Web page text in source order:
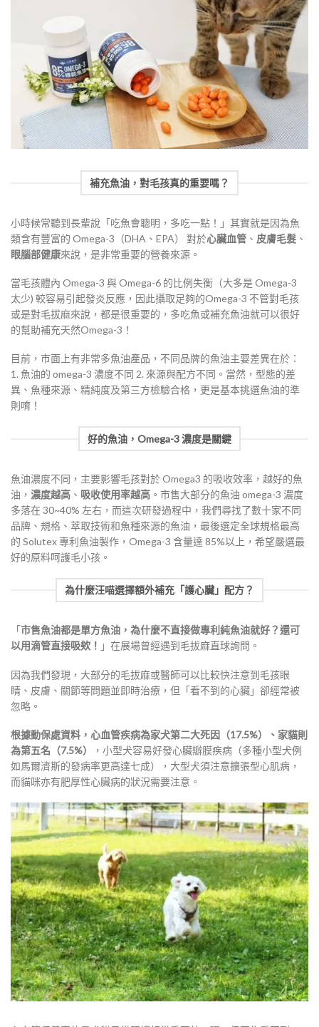
補充魚油，對毛孩真的重要嗎？
小時候常聽到長輩說「吃魚會聰明，多吃一點！」其實就是因為魚
類含有豐富的 Omega-3（DHA、EPA） 對於心臟血管 、 皮膚毛髮 、
眼腦部健康來說，是非常重要的營養來源。
當毛孩體內 Omega-3 與 Omega-6 的比例失衡（大多是 Omega-3
太少) 較容易引起發炎反應，因此攝取足夠的Omega-3 不管對毛孩
或是對毛拔麻來說，都是很重要的，多吃魚或補充魚油就可以很好
的幫助補充天然Omega-3！
目前，市面上有非常多魚油產品，不同品牌的魚油主要差異在於：
1. 魚油的 omega-3 濃度不同 2. 來源與配方不同。當然，型態的差
異、魚種來源、精純度及第三方檢驗合格，更是基本挑選魚油的準
則唷！
好的魚油，Omega-3 濃度是關鍵
魚油濃度不同，主要影響毛孩對於 Omega3 的吸收效率，越好的魚
油， 濃度越高 、 吸收使用率越高 。市售大部分的魚油 omega-3 濃度
多落在 30~40% 左右，而這次研發過程中，我們尋找了數十家不同
品牌、規格、萃取技術和魚種來源的魚油，最後選定全球規格最高
的 Solutex 專利魚油製作，Omega-3 含量達 85%以上，希望嚴選最
好的原料呵護毛小孩。
為什麼汪喵選擇額外補充「護心臟」配方？
「市售魚油都是單方魚油，為什麼不直接做專利純魚油就好？還可
以用滴管直接吸欸！ 」在展場曾經遇到毛拔麻直球詢問。
因為我們發現，大部分的毛拔麻或醫師可以比較快注意到毛孩眼
睛、皮膚、關節等問題並即時治療，但「看不到的心臟」卻經常被
忽略。
根據動保處資料，心血管疾病為家犬第二大死因（17.5%）、家貓則
為第五名（7.5%）
，小型犬容易好發心臟瓣膜疾病（多種小型犬例
如馬爾濟斯的發病率更高達七成），大型犬須注意擴張型心肌病，
而貓咪亦有肥厚性心臟病的狀況需要注意。